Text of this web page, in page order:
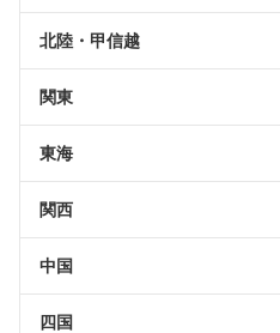
北陸・甲信越
関東
東海
関西
中国
四国